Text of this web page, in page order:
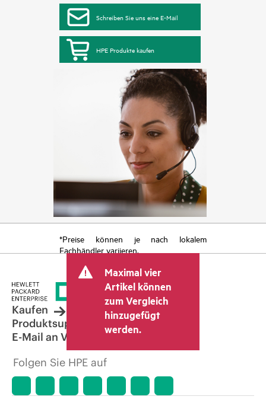
Schreiben Sie uns eine E-Mail
HPE Produkte kaufen
*Preise können je nach lokalem
Fachhändler variieren.
Maximal vier
Artikel können
zum Vergleich
hinzugefügt
werden.
Kaufen
Produktsupport
E-Mail an Vertrieb
Folgen Sie HPE auf